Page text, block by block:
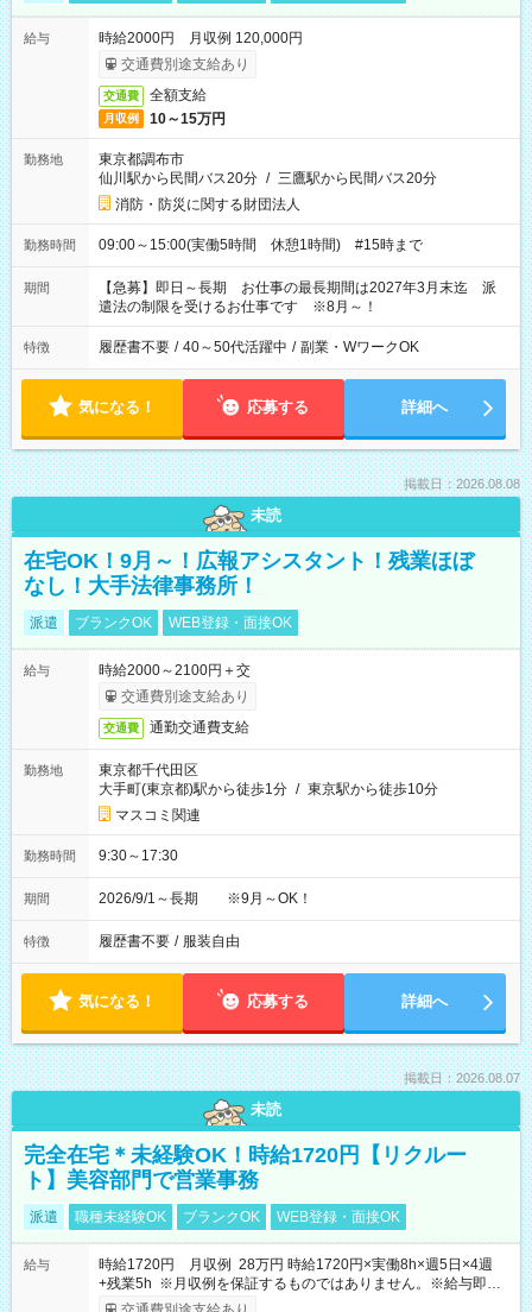
給与
時給2000円 月収例 120,000円
交通費別途支給あり
交通費 全額支給
月収例 10～15万円
勤務地
東京都調布市
仙川駅から民間バス20分 / 三鷹駅から民間バス20分
消防・防災に関する財団法人
勤務時間 09:00～15:00(実働5時間 休憩1時間) #15時まで
期間
【急募】即日～長期 お仕事の最長期間は2027年3月末迄 派
遣法の制限を受けるお仕事です ※8月～！
特徴 履歴書不要 / 40～50代活躍中 / 副業・WワークOK
気になる！ 応募する 詳細へ
掲載日：2026.08.08
未読
在宅OK！9月～！広報アシスタント！残業ほぼ
なし！大手法律事務所！
派遣 ブランクOK WEB登録・面接OK
給与
時給2000～2100円＋交
交通費別途支給あり
交通費 通勤交通費支給
勤務地
東京都千代田区
大手町(東京都)駅から徒歩1分 / 東京駅から徒歩10分
マスコミ関連
勤務時間 9:30～17:30
期間 2026/9/1～長期 ※9月～OK！
特徴 履歴書不要 / 服装自由
気になる！ 応募する 詳細へ
掲載日：2026.08.07
未読
完全在宅＊未経験OK！時給1720円【リクルー
ト】美容部門で営業事務
派遣 職種未経験OK ブランクOK WEB登録・面接OK
給与
時給1720円 月収例 28万円 時給1720円×実働8h×週5日×4週
+残業5h ※月収例を保証するものではありません。※給与即受
取りサービス利用可（利用条件有）